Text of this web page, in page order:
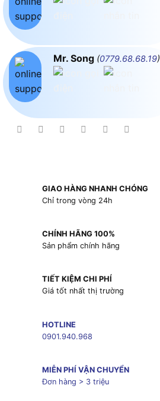
Mr. Song (0779.68.68.19)
GIAO HÀNG NHANH CHÓNG
Chỉ trong vòng 24h
CHÍNH HÃNG 100%
Sản phẩm chính hãng
TIẾT KIỆM CHI PHÍ
Giá tốt nhất thị trường
HOTLINE
0901.940.968
MIỄN PHÍ VẬN CHUYỂN
Đơn hàng > 3 triệu